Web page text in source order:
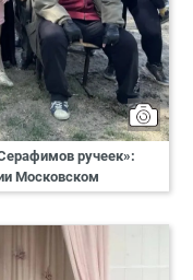
ручеек»:
Московском